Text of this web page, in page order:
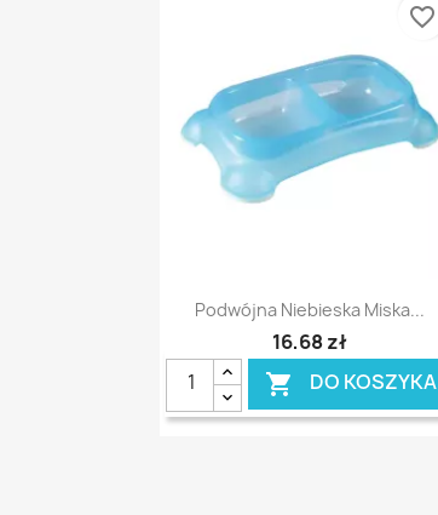
Szybki podgląd
Podwójna Niebieska Miska...
16,68 zł
 DO KOSZYKA
favorite_border